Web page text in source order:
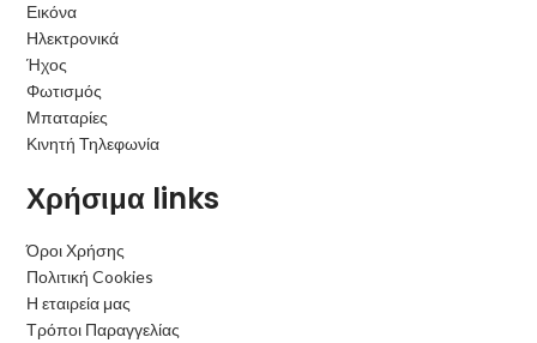
Εικόνα
Ηλεκτρονικά
Ήχος
Φωτισμός
Μπαταρίες
Κινητή Τηλεφωνία
Χρήσιμα links
Όροι Χρήσης
Πολιτική Cookies
Η εταιρεία μας
Τρόποι Παραγγελίας